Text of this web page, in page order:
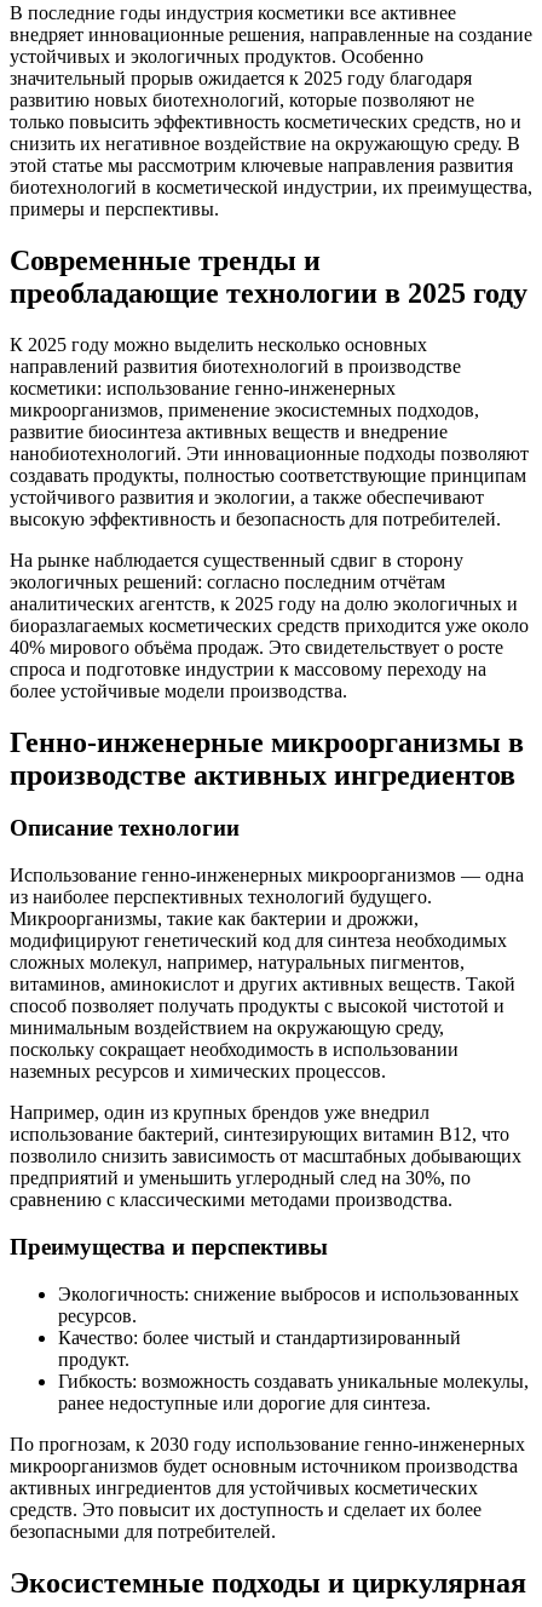
В последние годы индустрия косметики все активнее
внедряет инновационные решения, направленные на создание
устойчивых и экологичных продуктов. Особенно
значительный прорыв ожидается к 2025 году благодаря
развитию новых биотехнологий, которые позволяют не
только повысить эффективность косметических средств, но и
снизить их негативное воздействие на окружающую среду. В
этой статье мы рассмотрим ключевые направления развития
биотехнологий в косметической индустрии, их преимущества,
примеры и перспективы.
Современные тренды и
преобладающие технологии в 2025 году
К 2025 году можно выделить несколько основных
направлений развития биотехнологий в производстве
косметики: использование генно-инженерных
микроорганизмов, применение экосистемных подходов,
развитие биосинтеза активных веществ и внедрение
нанобиотехнологий. Эти инновационные подходы позволяют
создавать продукты, полностью соответствующие принципам
устойчивого развития и экологии, а также обеспечивают
высокую эффективность и безопасность для потребителей.
На рынке наблюдается существенный сдвиг в сторону
экологичных решений: согласно последним отчётам
аналитических агентств, к 2025 году на долю экологичных и
биоразлагаемых косметических средств приходится уже около
40% мирового объёма продаж. Это свидетельствует о росте
спроса и подготовке индустрии к массовому переходу на
более устойчивые модели производства.
Генно-инженерные микроорганизмы в
производстве активных ингредиентов
Описание технологии
Использование генно-инженерных микроорганизмов — одна
из наиболее перспективных технологий будущего.
Микроорганизмы, такие как бактерии и дрожжи,
модифицируют генетический код для синтеза необходимых
сложных молекул, например, натуральных пигментов,
витаминов, аминокислот и других активных веществ. Такой
способ позволяет получать продукты с высокой чистотой и
минимальным воздействием на окружающую среду,
поскольку сокращает необходимость в использовании
наземных ресурсов и химических процессов.
Например, один из крупных брендов уже внедрил
использование бактерий, синтезирующих витамин B12, что
позволило снизить зависимость от масштабных добывающих
предприятий и уменьшить углеродный след на 30%, по
сравнению с классическими методами производства.
Преимущества и перспективы
Экологичность: снижение выбросов и использованных
ресурсов.
Качество: более чистый и стандартизированный
продукт.
Гибкость: возможность создавать уникальные молекулы,
ранее недоступные или дорогие для синтеза.
По прогнозам, к 2030 году использование генно-инженерных
микроорганизмов будет основным источником производства
активных ингредиентов для устойчивых косметических
средств. Это повысит их доступность и сделает их более
безопасными для потребителей.
Экосистемные подходы и циркулярная